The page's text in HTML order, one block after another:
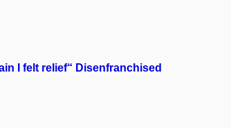
I felt relief“ Disenfranchised